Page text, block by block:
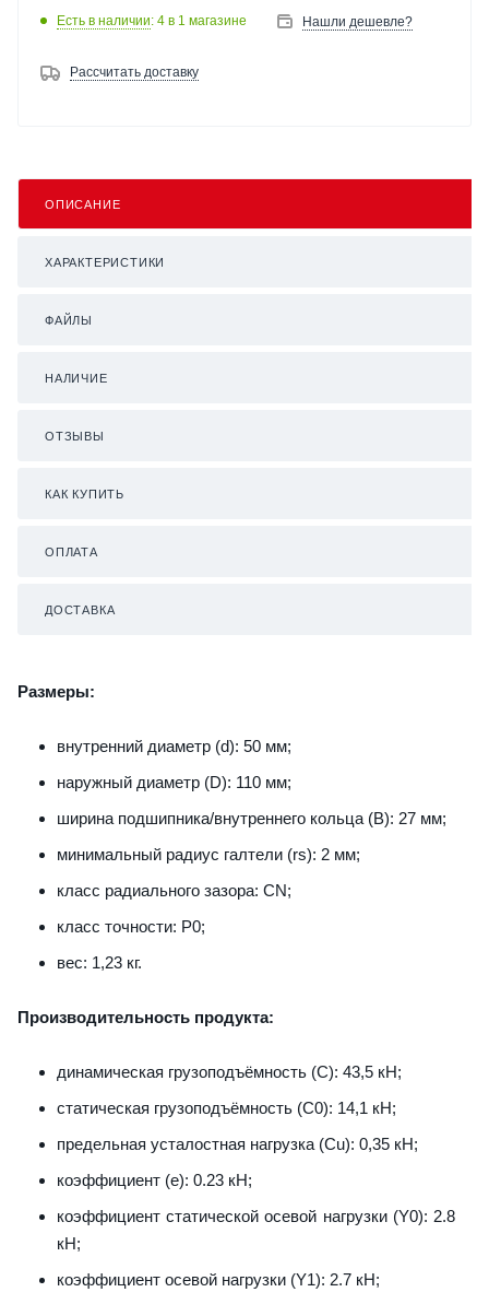
Есть в наличии: 4 в 1 магазине Нашли дешевле?
Рассчитать доставку
ОПИСАНИЕ
ХАРАКТЕРИСТИКИ
ФАЙЛЫ
НАЛИЧИЕ
ОТЗЫВЫ
КАК КУПИТЬ
ОПЛАТА
ДОСТАВКА
Размеры:
внутренний диаметр (d): 50 мм;
наружный диаметр (D): 110 мм;
ширина подшипника/внутреннего кольца (B): 27 мм;
минимальный радиус галтели (rs): 2 мм;
класс радиального зазора: CN;
класс точности: P0;
вес: 1,23 кг.
Производительность продукта:
динамическая грузоподъёмность (C): 43,5 кН;
статическая грузоподъёмность (C0): 14,1 кН;
предельная усталостная нагрузка (Cu): 0,35 кН;
коэффициент (е): 0.23 кН;
коэффициент статической осевой нагрузки (Y0): 2.8
кН;
коэффициент осевой нагрузки (Y1): 2.7 кН;